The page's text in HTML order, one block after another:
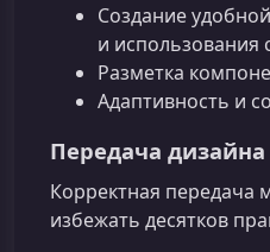
Создание
и использования
Разметка
Адаптивность и
Передача
Корректная передача
избежать десятков